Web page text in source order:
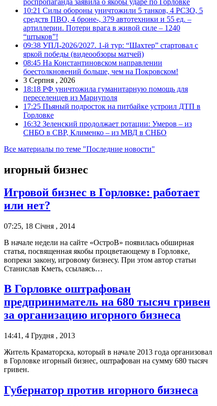
10:21 Силы обороны уничтожили 5 танков, 4 РСЗО, 5
средств ПВО, 4 броне-, 379 автотехники и 55 ед. –
артиллерии. Потери врага в живой силе – 1240
“штыков”!
09:38 УПЛ-2026/2027. 1-й тур: “Шахтер” стартовал с
яркой победы (видеообзоры матчей)
08:45 На Константиновском направлении
боестолкновений больше, чем на Покровском!
3 Серпня , 2026
18:18 РФ уничтожила гуманитарную помощь для
переселенцев из Мариуполя
17:25 Пьяный подросток на питбайке устроил ДТП в
Горловке
16:32 Зеленский продолжает ротации: Умеров – из
СНБО в СВР, Клименко – из МВД в СНБО
Все материалы по теме "Последние новости"
игорный бизнес
Игровой бизнес в Горловке: работает
или нет?
07:25, 18 Січня , 2014
В начале недели на сайте «ОстроВ» появилась обширная
статья, посвященная якобы процветающему в Горловке,
вопреки закону, игровому бизнесу. При этом автор статьи
Станислав Кметь, ссылаясь…
В Горловке оштрафован
предприниматель на 680 тысяч гривен
за организацию игорного бизнеса
14:41, 4 Грудня , 2013
Житель Краматорска, который в начале 2013 года организовал
в Горловке игорный бизнес, оштрафован на сумму 680 тысяч
гривен.
Губернатор против игорного бизнеса